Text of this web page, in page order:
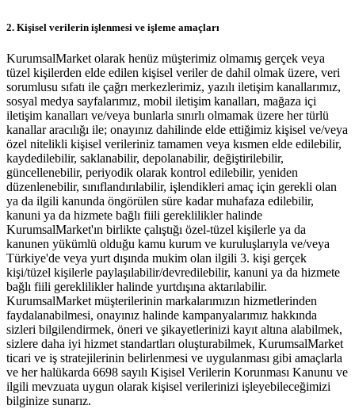
2. Kişisel verilerin işlenmesi ve işleme amaçları
KurumsalMarket olarak henüz müşterimiz olmamış gerçek veya
tüzel kişilerden elde edilen kişisel veriler de dahil olmak üzere, veri
sorumlusu sıfatı ile çağrı merkezlerimiz, yazılı iletişim kanallarımız,
sosyal medya sayfalarımız, mobil iletişim kanalları, mağaza içi
iletişim kanalları ve/veya bunlarla sınırlı olmamak üzere her türlü
kanallar aracılığı ile; onayınız dahilinde elde ettiğimiz kişisel ve/veya
özel nitelikli kişisel verileriniz tamamen veya kısmen elde edilebilir,
kaydedilebilir, saklanabilir, depolanabilir, değiştirilebilir,
güncellenebilir, periyodik olarak kontrol edilebilir, yeniden
düzenlenebilir, sınıflandırılabilir, işlendikleri amaç için gerekli olan
ya da ilgili kanunda öngörülen süre kadar muhafaza edilebilir,
kanuni ya da hizmete bağlı fiili gereklilikler halinde
KurumsalMarket'ın birlikte çalıştığı özel-tüzel kişilerle ya da
kanunen yükümlü olduğu kamu kurum ve kuruluşlarıyla ve/veya
Türkiye'de veya yurt dışında mukim olan ilgili 3. kişi gerçek
kişi/tüzel kişilerle paylaşılabilir/devredilebilir, kanuni ya da hizmete
bağlı fiili gereklilikler halinde yurtdışına aktarılabilir.
KurumsalMarket müşterilerinin markalarımızın hizmetlerinden
faydalanabilmesi, onayınız halinde kampanyalarımız hakkında
sizleri bilgilendirmek, öneri ve şikayetlerinizi kayıt altına alabilmek,
sizlere daha iyi hizmet standartları oluşturabilmek, KurumsalMarket
ticari ve iş stratejilerinin belirlenmesi ve uygulanması gibi amaçlarla
ve her halükarda 6698 sayılı Kişisel Verilerin Korunması Kanunu ve
ilgili mevzuata uygun olarak kişisel verilerinizi işleyebileceğimizi
bilginize sunarız.